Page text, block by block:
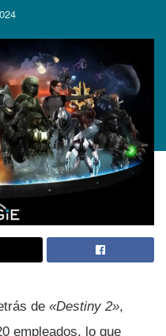
de «Destiny 2»,
empleados, lo que